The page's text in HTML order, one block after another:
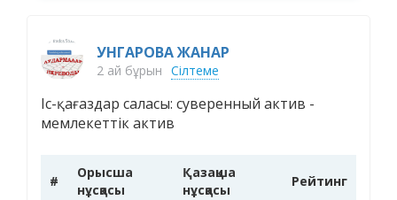
УНГАРОВА ЖАНАР
2 ай бұрын Сілтеме
Іс-қағаздар саласы: суверенный актив -
мемлекеттік актив
#
Орысша
нұсқасы
Қазақша
нұсқасы
Рейтинг